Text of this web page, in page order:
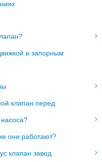
и запорным
клапан перед
они работают?
клапан завод